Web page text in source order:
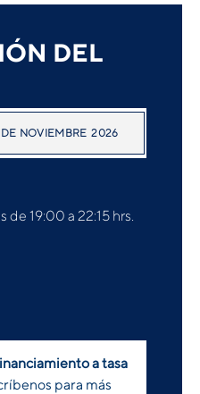
DEL
DE NOVIEMBRE 2026
de 19:00 a 22:15 hrs.
a tasa
para más